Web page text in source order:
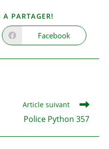
PARTAGER!
CONTENU
Ouvrir
dans
autre
Facebook
Article suivant
Police Python 357